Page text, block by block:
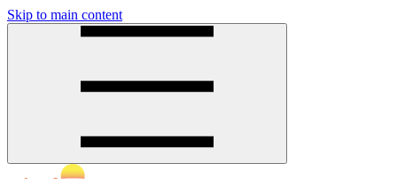
Skip to main content